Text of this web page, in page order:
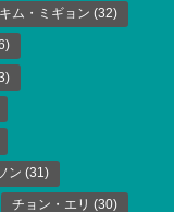
キム・ミギョン (32)
ン (31)
チョン・エリ (30)